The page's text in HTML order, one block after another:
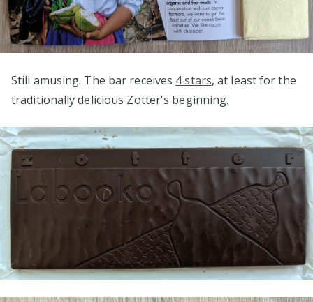
Still amusing. The bar receives 4 stars, at least for the
traditionally delicious Zotter's beginning.